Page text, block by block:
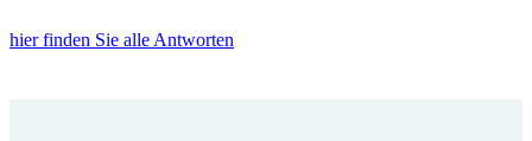
hier finden Sie alle Antworten